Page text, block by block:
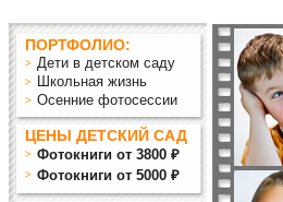
ПОРТФОЛИО:
Дети в детском саду
Школьная жизнь
Осенние фотосессии
ЦЕНЫ ДЕТСКИЙ САД
Фотокниги от 3800 ₽
Фотокниги от 5000 ₽